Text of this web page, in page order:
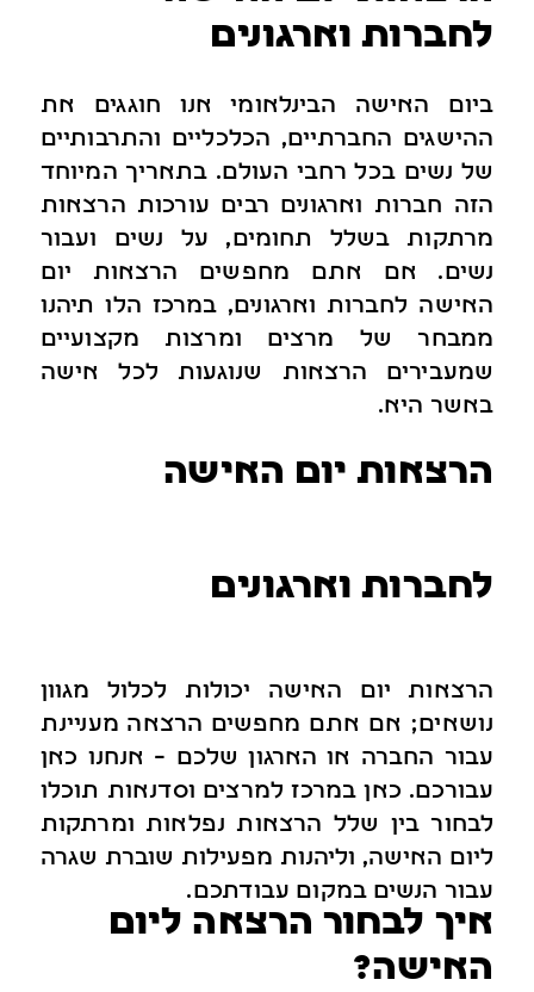
לחברות וארגונים
ביום האישה הבינלאומי אנו חוגגים את
ההישגים החברתיים, הכלכליים והתרבותיים
של נשים בכל רחבי העולם. בתאריך המיוחד
הזה חברות וארגונים רבים עורכות הרצאות
מרתקות בשלל תחומים, על נשים ועבור
נשים. אם אתם מחפשים הרצאות יום
האישה לחברות וארגונים, במרכז הלו תיהנו
ממבחר של מרצים ומרצות מקצועיים
שמעבירים הרצאות שנוגעות לכל אישה
באשר היא.
הרצאות יום האישה
לחברות וארגונים
הרצאות יום האישה יכולות לכלול מגוון
נושאים; אם אתם מחפשים הרצאה מעניינת
עבור החברה או הארגון שלכם – אנחנו כאן
עבורכם. כאן במרכז למרצים וסדנאות תוכלו
לבחור בין שלל הרצאות נפלאות ומרתקות
ליום האישה, וליהנות מפעילות שוברת שגרה
עבור הנשים במקום עבודתכם.
איך לבחור הרצאה ליום
האישה?